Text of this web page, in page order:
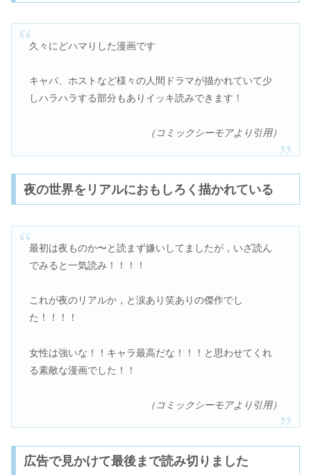
久々にどハマりした漫画です
キャバ、ホストなど様々の人間ドラマが描かれていて少
しハラハラする部分もありイッキ読みできます！
（コミックシーモアより引用）
夜の世界をリアルにおもしろく描かれている
最初は夜ものか〜と読まず嫌いしてましたが，いざ読ん
でみると一気読み！！！！
これが夜のリアルか，と涙あり笑ありの傑作でし
た！！！！
女性は強いな！！キャラ最高だな！！！と思わせてくれ
る素敵な漫画でした！！
（コミックシーモアより引用）
広告で見かけて最後まで読み切りました